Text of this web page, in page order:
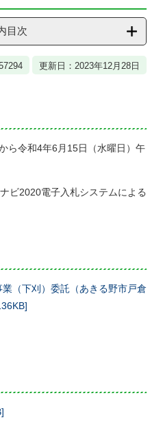
目次
更新日：2023年12月28日
ら令和4年6月15日（水曜日）午
ビ2020電子入札システムによる
業（下刈）委託（あきる野市戸倉